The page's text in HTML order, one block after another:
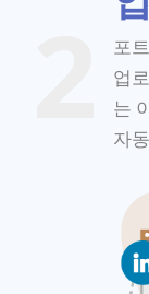
포
업
는
자